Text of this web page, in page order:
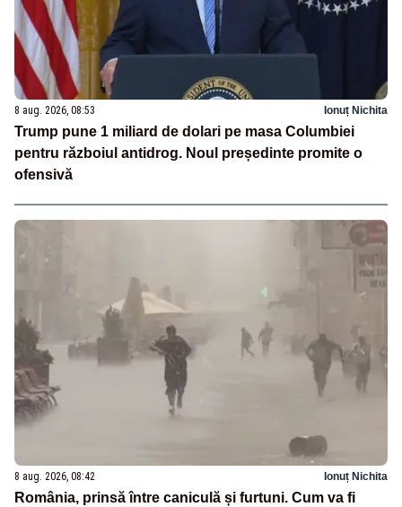
8 aug. 2026, 08:53 Ionuț Nichita
Trump pune 1 miliard de dolari pe masa Columbiei
pentru războiul antidrog. Noul președinte promite o
ofensivă
8 aug. 2026, 08:42 Ionuț Nichita
România, prinsă între caniculă și furtuni. Cum va fi